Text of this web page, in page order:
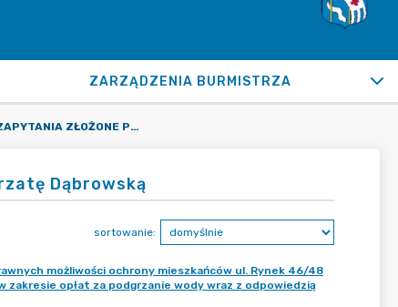
ZARZĄDZENIA BURMISTRZA
INTERPELACJE I ZAPYTANIA ZŁOŻONE PRZEZ RADNĄ MAŁGORZATĘ DĄBROWSKĄ
Dąbrowską
sortowanie:
możliwości ochrony mieszkańców ul. Rynek 46/48
opłat za podgrzanie wody wraz z odpowiedzią